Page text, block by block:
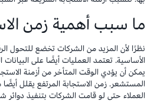
ما سبب أهمية زمن
نظرًا لأن المزيد من الشركات تخضع للتحول
الأساسية. تعتمد العمليات أيضًا على
يمكن أن يؤدي الوقت المتأخر من أزمنة
المستشعر. زمن الاستجابة المرتفع يقلل
العملاء حتى لو قامت الشركات بتنفيذ دوائر